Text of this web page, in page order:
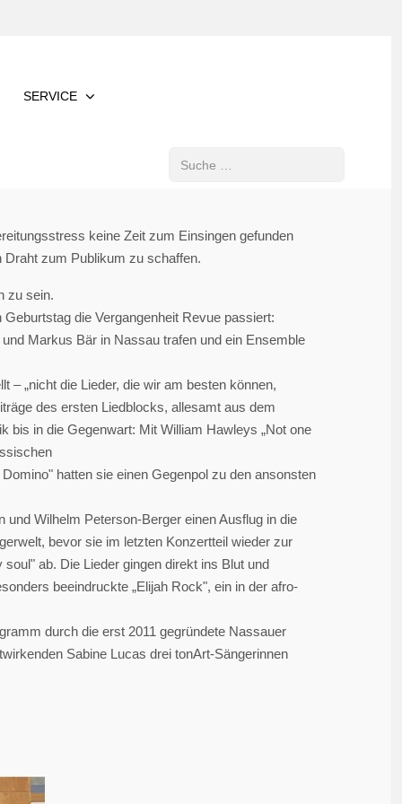
SERVICE
Suchen
keine Zeit zum Einsingen gefunden
Draht zum Publikum zu schaffen.
zu sein.
die Vergangenheit Revue passiert:
Markus Bär in Nassau trafen und ein Ensemble
– „nicht die Lieder, die wir am besten können,
des ersten Liedblocks, allesamt aus dem
bis in die Gegenwart: Mit William Hawleys „Not one
hatten sie einen Gegenpol zu den ansonsten
Wilhelm Peterson-Berger einen Ausflug in die
bevor sie im letzten Konzertteil wieder zur
ab. Die Lieder gingen direkt ins Blut und
beeindruckte „Elijah Rock", ein in der afro-
durch die erst 2011 gegründete Nassauer
Sabine Lucas drei tonArt-Sängerinnen